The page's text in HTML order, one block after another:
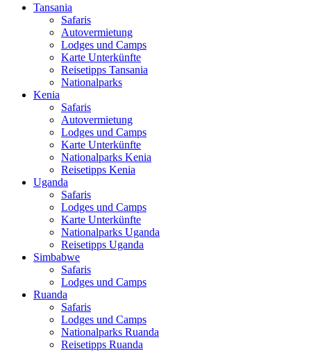
Tansania
Safaris
Autovermietung
Lodges und Camps
Karte Unterkünfte
Reisetipps Tansania
Nationalparks
Kenia
Safaris
Autovermietung
Lodges und Camps
Karte Unterkünfte
Nationalparks Kenia
Reisetipps Kenia
Uganda
Safaris
Lodges und Camps
Karte Unterkünfte
Nationalparks Uganda
Reisetipps Uganda
Simbabwe
Safaris
Lodges und Camps
Ruanda
Safaris
Lodges und Camps
Nationalparks Ruanda
Reisetipps Ruanda